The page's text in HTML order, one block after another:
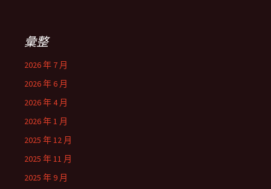
彙整
2026 年 7 月
2026 年 6 月
2026 年 4 月
2026 年 1 月
2025 年 12 月
2025 年 11 月
2025 年 9 月